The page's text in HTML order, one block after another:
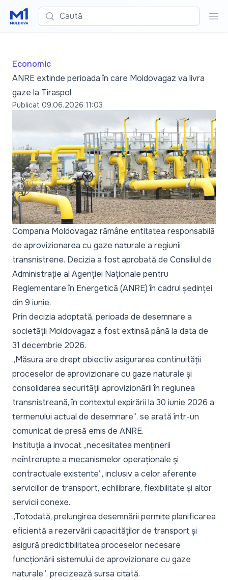
Caută
Economic
ANRE extinde perioada în care Moldovagaz va livra
gaze la Tiraspol
Publicat 09.06.2026 11:03
Compania Moldovagaz rămâne entitatea responsabilă
de aprovizionarea cu gaze naturale a regiunii
transnistrene. Decizia a fost aprobată de Consiliul de
Administrație al Agenției Naționale pentru
Reglementare în Energetică (ANRE) în cadrul ședinței
din 9 iunie.
Prin decizia adoptată, perioada de desemnare a
societății Moldovagaz a fost extinsă până la data de
31 decembrie 2026.
„Măsura are drept obiectiv asigurarea continuității
proceselor de aprovizionare cu gaze naturale și
consolidarea securității aprovizionării în regiunea
transnistreană, în contextul expirării la 30 iunie 2026 a
termenului actual de desemnare”, se arată într-un
comunicat de presă emis de ANRE.
Instituția a invocat„necesitatea menținerii
neîntrerupte a mecanismelor operaționale și
contractuale existente”, inclusiv a celor aferente
serviciilor de transport, echilibrare, flexibilitate și altor
servicii conexe.
„Totodată, prelungirea desemnării permite planificarea
eficientă a rezervării capacităților de transport și
asigură predictibilitatea proceselor necesare
funcționării sistemului de aprovizionare cu gaze
naturale”, precizează sursa citată.